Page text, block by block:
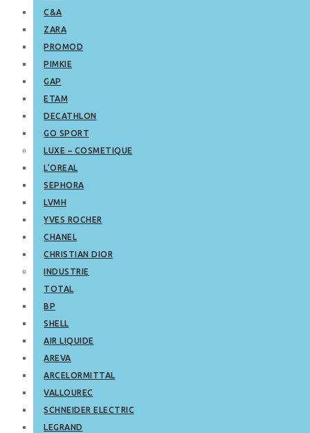
C&A
ZARA
PROMOD
PIMKIE
GAP
ETAM
DECATHLON
GO SPORT
LUXE – COSMETIQUE
L’OREAL
SEPHORA
LVMH
YVES ROCHER
CHANEL
CHRISTIAN DIOR
INDUSTRIE
TOTAL
BP
SHELL
AIR LIQUIDE
AREVA
ARCELORMITTAL
VALLOUREC
SCHNEIDER ELECTRIC
LEGRAND